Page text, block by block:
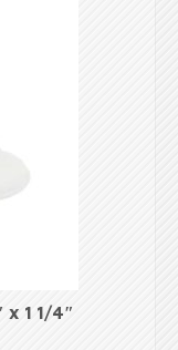
x 1 1/4″